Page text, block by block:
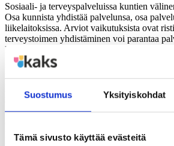
Suostumus Yksityiskohdat
Tämä sivusto käyttää evästeitä
Sosiaali- ja terveyspalveluissa kuntien
Osa kunnista yhdistää palvelunsa, osa
liikelaitoksissa. Arviot vaikutuksista ovat
terveystoimen yhdistäminen voi parantaa
laajentaa asiakkaiden
paremmat mahdollisuudet erikoistua, mutta
liikkuminen eri toimipisteiden välillä voi
Liikelaitosmallissa terveydenhuollon
pidentyä, koska vuodepaikkoja ja
välttämättä saatavissa jokaisessa kunnassa.
Monissa vierekkäisissä kunnissa on päätetty